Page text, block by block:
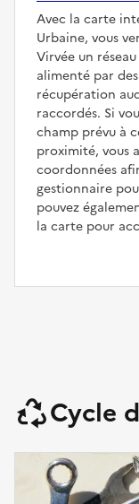
Avec la carte
Urbaine, vous
Virvée un
alimenté par
récupération
raccordés. Si
champ prévu à
proximité, vous
coordonnées
gestionnaire
pouvez
la carte pour
Cycle